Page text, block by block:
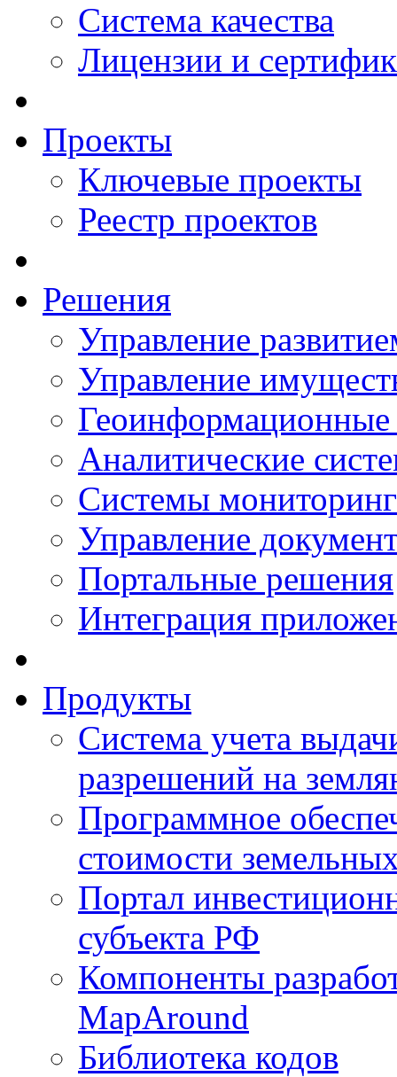
Система качества
Лицензии и
Проекты
Ключевые проекты
Реестр проектов
Решения
Управление
Управление
Аналитические
Системы
Управление
Портальные решения
Интеграция
Продукты
Система учета
разрешений на
Программное
стоимости
Портал
субъекта РФ
Компоненты
MapAround
Библиотека кодов